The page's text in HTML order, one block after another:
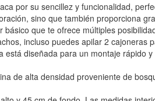
por su sencillez y funcionalidad,
sino que también proporciona
que te ofrece múltiples
incluso puedes apilar 2 cajoneras
diseñada para un montaje rápido
de alta densidad proveniente de